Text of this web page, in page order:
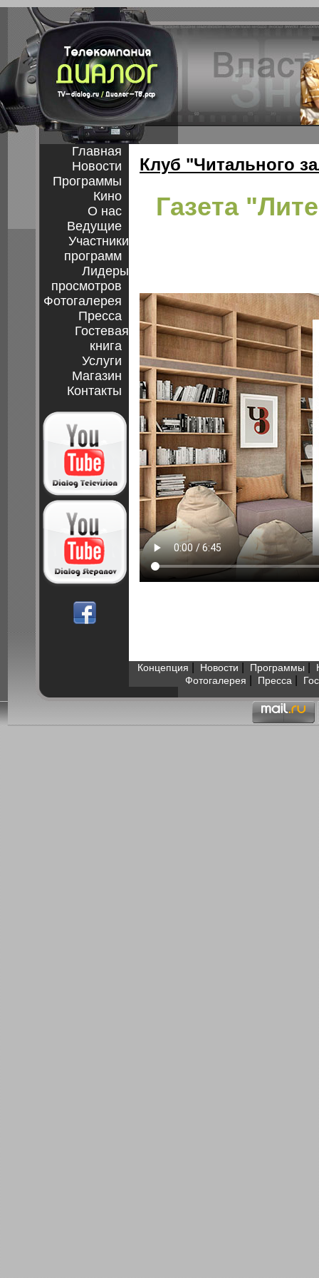
Главная
Новости
Программы
Кино
О нас
Ведущие
Участники
программ
Лидеры
просмотров
Фотогалерея
Пресса
Гостевая
книга
Услуги
Магазин
Контакты
Клуб "Читального
Газета
Концепция Новости Программы
Фотогалерея
Пресса